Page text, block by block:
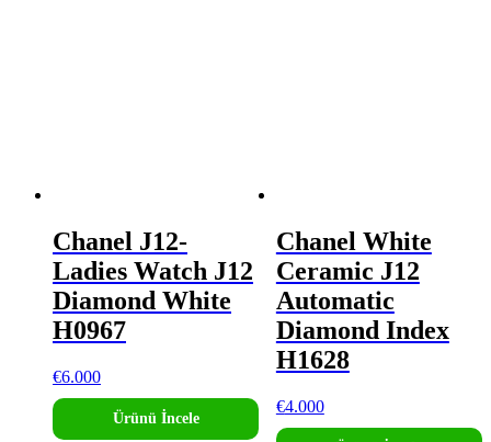
Chanel J12-
Ladies Watch J12
Diamond White
H0967
€6.000
Ürünü İncele
Chanel White
Ceramic J12
Automatic
Diamond Index
H1628
€4.000